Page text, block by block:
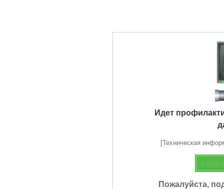
Идет
[Техническая
Пожалуйста,